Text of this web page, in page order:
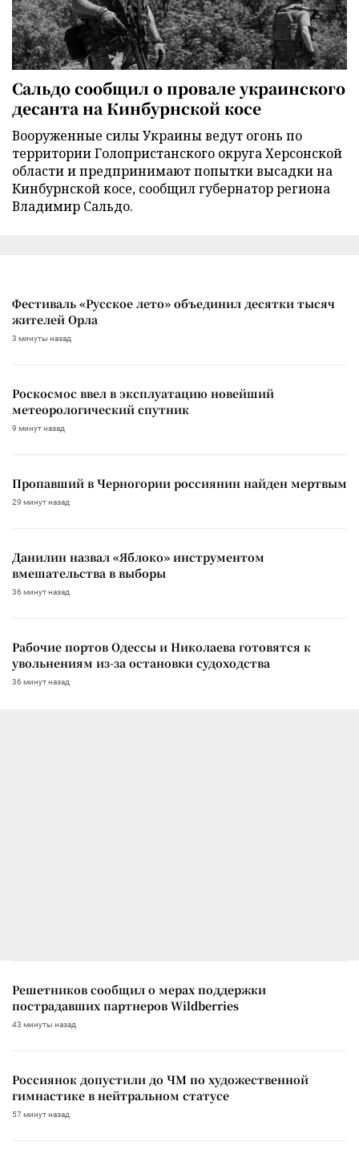
Сальдо сообщил о провале украинского
десанта на Кинбурнской косе
Вооруженные силы Украины ведут огонь по
территории Голопристанского округа Херсонской
области и предпринимают попытки высадки на
Кинбурнской косе, сообщил губернатор региона
Владимир Сальдо.
Фестиваль «Русское лето» объединил десятки тысяч
жителей Орла
3 минуты назад
Роскосмос ввел в эксплуатацию новейший
метеорологический спутник
9 минут назад
Пропавший в Черногории россиянин найден мертвым
29 минут назад
Данилин назвал «Яблоко» инструментом
вмешательства в выборы
36 минут назад
Рабочие портов Одессы и Николаева готовятся к
увольнениям из-за остановки судоходства
36 минут назад
Решетников сообщил о мерах поддержки
пострадавших партнеров Wildberries
43 минуты назад
Россиянок допустили до ЧМ по художественной
гимнастике в нейтральном статусе
57 минут назад